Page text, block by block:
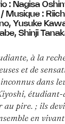
: Nagisa
Musique :
Yusuke
Shinji
à la
et de
inconnus dans
au pire. ; ils
en vivant